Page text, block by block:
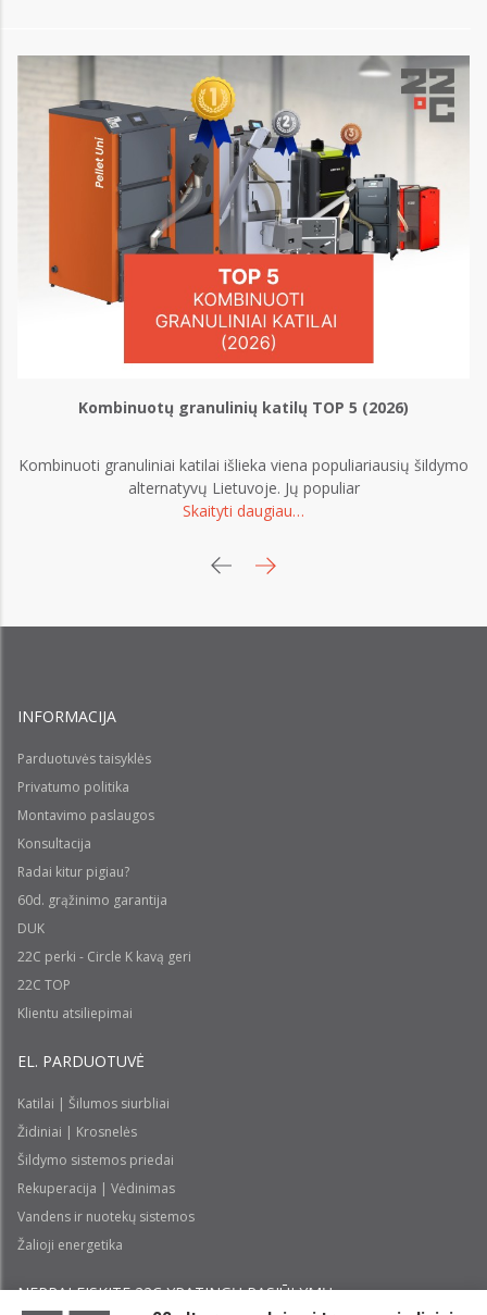
Kombinuotų granulinių katilų TOP 5 (2026)
Kombinuoti granuliniai katilai išlieka viena populiariausių šildymo
alternatyvų Lietuvoje. Jų populiar
Skaityti daugiau…
INFORMACIJA
Parduotuvės taisyklės
Privatumo politika
Montavimo paslaugos
Konsultacija
Radai kitur pigiau?
60d. grąžinimo garantija
DUK
22C perki - Circle K kavą geri
22C TOP
Klientu atsiliepimai
EL. PARDUOTUVĖ
Katilai | Šilumos siurbliai
Židiniai | Krosnelės
Šildymo sistemos priedai
Rekuperacija | Vėdinimas
Vandens ir nuotekų sistemos
Žalioji energetika
NEPRALEISKITE 22С YPATINGŲ PASIŪLYMŲ: